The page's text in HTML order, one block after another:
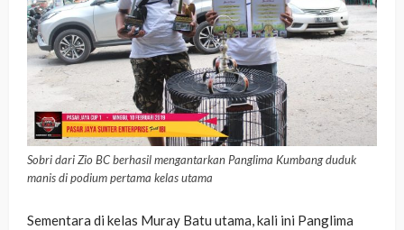
Sobri dari Zio BC berhasil mengantarkan Panglima Kumbang duduk
manis di podium pertama kelas utama
Sementara di kelas Muray Batu utama, kali ini Panglima